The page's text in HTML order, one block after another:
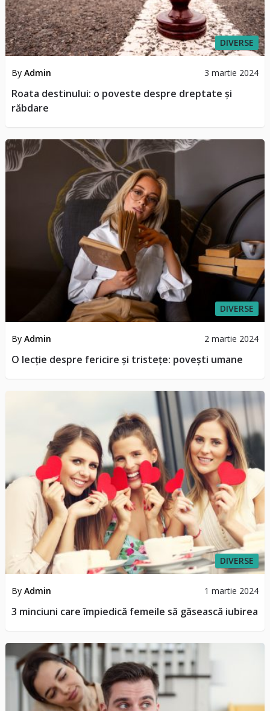
DIVERSE
By Admin 3 martie 2024
Roata destinului: o poveste despre dreptate și
răbdare
DIVERSE
By Admin 2 martie 2024
O lecție despre fericire și tristețe: povești umane
DIVERSE
By Admin 1 martie 2024
3 minciuni care împiedică femeile să găsească iubirea